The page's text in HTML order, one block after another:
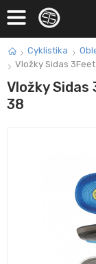
Cyklistika
Vložky Sidas 3Feet
Vložky Sidas
38